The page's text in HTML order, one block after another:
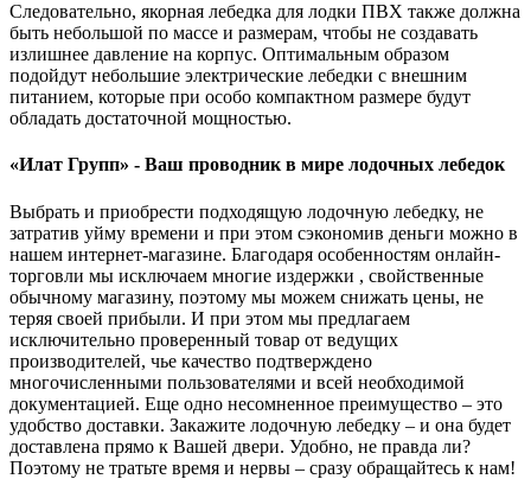
Следовательно, якорная лебедка для лодки ПВХ также должна
быть небольшой по массе и размерам, чтобы не создавать
излишнее давление на корпус. Оптимальным образом
подойдут небольшие электрические лебедки с внешним
питанием, которые при особо компактном размере будут
обладать достаточной мощностью.
«Илат Групп» - Ваш проводник в мире лодочных лебедок
Выбрать и приобрести подходящую лодочную лебедку, не
затратив уйму времени и при этом сэкономив деньги можно в
нашем интернет-магазине. Благодаря особенностям онлайн-
торговли мы исключаем многие издержки , свойственные
обычному магазину, поэтому мы можем снижать цены, не
теряя своей прибыли. И при этом мы предлагаем
исключительно проверенный товар от ведущих
производителей, чье качество подтверждено
многочисленными пользователями и всей необходимой
документацией. Еще одно несомненное преимущество – это
удобство доставки. Закажите лодочную лебедку – и она будет
доставлена прямо к Вашей двери. Удобно, не правда ли?
Поэтому не тратьте время и нервы – сразу обращайтесь к нам!